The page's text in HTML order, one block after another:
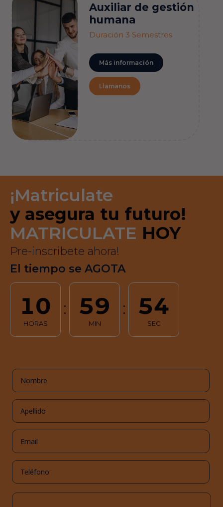
Auxiliar de gestión
humana
Duración 3 Semestres
Más información
Llamanos
¡Matriculate
y asegura tu futuro!
MATRICULATE HOY
Pre-inscribete ahora!
El tiempo se AGOTA
10
HORAS
: 59
MIN
: 52
SEG